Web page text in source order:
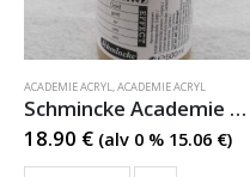
ACADEMIE ACRYL,ACADEMIE ACRYL
Schmincke Academie Acryl 801 Gold
18.90 € (alv 0 % 15.06 €)